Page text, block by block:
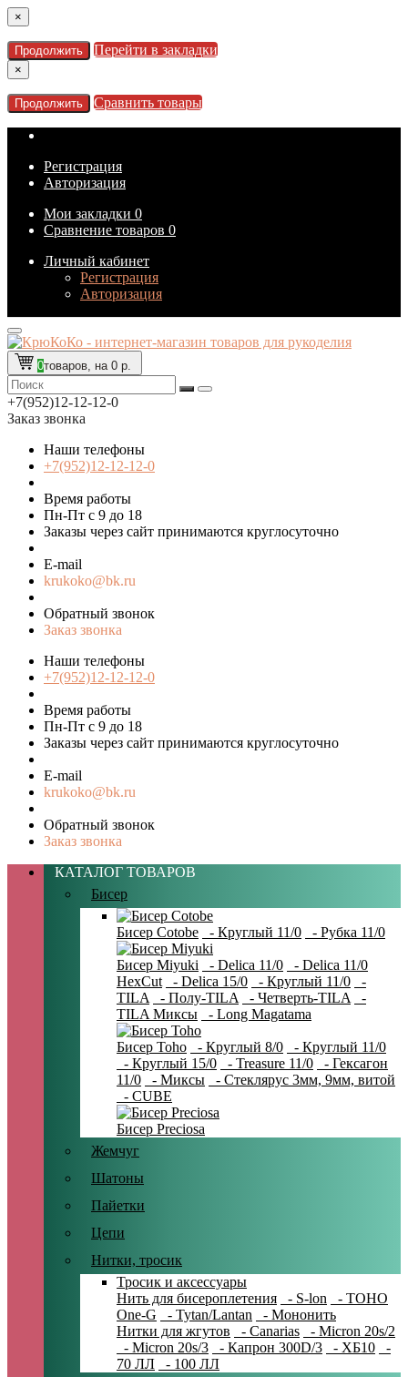
×
Продолжить Перейти в закладки
×
Продолжить Сравнить товары
Регистрация
Авторизация
Мои закладки 0
Сравнение товаров 0
Личный кабинет
Регистрация
Авторизация
0товаров, на 0 р.
+7(952)12-12-12-0
Заказ звонка
Наши телефоны
+7(952)12-12-12-0
Время работы
Пн-Пт с 9 до 18
Заказы через сайт принимаются круглосуточно
E-mail
krukoko@bk.ru
Обратный звонок
Заказ звонка
Наши телефоны
+7(952)12-12-12-0
Время работы
Пн-Пт с 9 до 18
Заказы через сайт принимаются круглосуточно
E-mail
krukoko@bk.ru
Обратный звонок
Заказ звонка
КАТАЛОГ ТОВАРОВ
Бисер
Бисер Cotobe - Круглый 11/0 - Рубка 11/0
Бисер Miyuki - Delica 11/0
- Delica 11/0
HexCut
- Delica 15/0 - Круглый 11/0
-
TILA
- Полу-TILA - Четверть-TILA
-
TILA Миксы
- Long Magatama
Бисер Toho - Круглый 8/0
- Круглый 11/0
- Круглый 15/0
- Treasure 11/0
- Гексагон
11/0
- Миксы
- Стеклярус 3мм, 9мм, витой
- CUBE
Бисер Preciosa
Жемчуг
Шатоны
Пайетки
Цепи
Нитки, тросик
Тросик и аксессуары
Нить для бисероплетения
- S-lon
- TOHO
One-G
- Tytan/Lantan
- Мононить
Нитки для жгутов
- Canarias
- Micron 20s/2
- Micron 20s/3
- Капрон 300D/3 - ХБ10
-
70 ЛЛ
- 100 ЛЛ